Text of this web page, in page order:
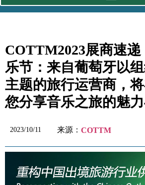
COTTM2023展商速
乐节：来自葡萄牙以
主题的旅行运营商，
您分享音乐之旅的魅
2023/10/11 来源： COTTM